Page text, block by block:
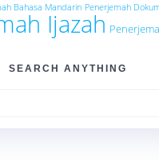
Bahasa Mandarin Penerjemah
Ijazah
SEARCH ANYTHING